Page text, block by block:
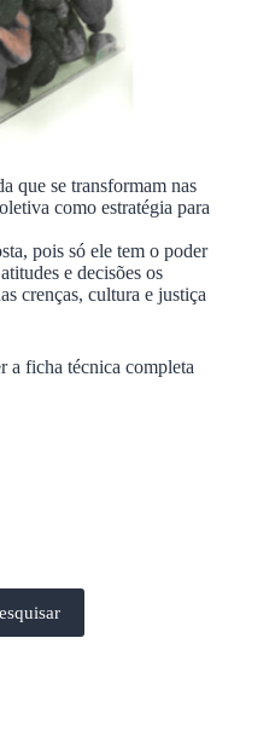
que se transformam nas
como estratégia para
pois só ele tem o poder
e decisões os
crenças, cultura e justiça
a ficha técnica completa